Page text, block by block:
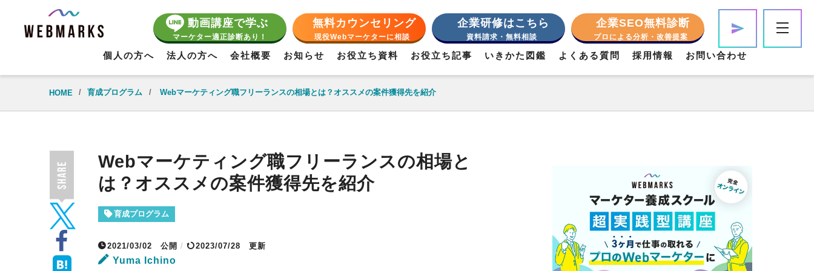
動画講座で学ぶ
マーケター適正診断あり！
無料カウンセリング
現役Webマーケターに相談
企業研修はこちら
資料請求・無料相談
企業SEO無料診断
プロによる分析・改善提案
個人の方へ 法人の方へ 会社概要 お知らせ お役立ち資料 お役立ち記事 いきかた図鑑 よくある質問 採用情報 お問い合わせ
HOME / 育成プログラム / Webマーケティング職フリーランスの相場とは？オススメの案件獲得先を紹介
Webマーケティング職フリーランスの相場と
は？オススメの案件獲得先を紹介
育成プログラム
2021/03/02 公開 / 2023/07/28 更新
Yuma Ichino